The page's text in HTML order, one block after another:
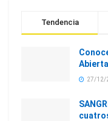
Tendencia
27/12/